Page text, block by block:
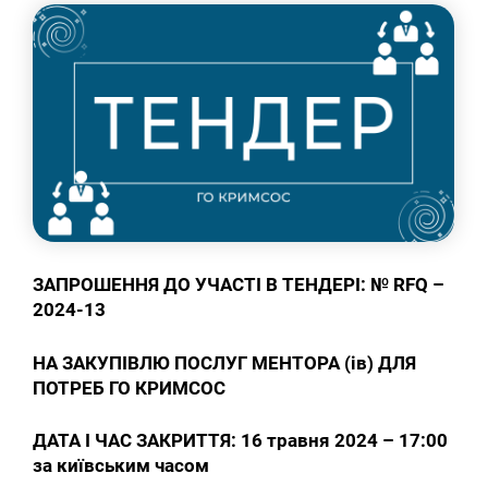
ЗАПРОШЕННЯ ДО УЧАСТІ В ТЕНДЕРІ: № RFQ –
2024-13
НАЗАКУПІВЛЮ ПОСЛУГ МЕНТОРА (ів) ДЛЯ
ПОТРЕБ ГО КРИМСОС
ДАТА І ЧАС ЗАКРИТТЯ: 16 травня 2024 – 17:00
за київським часом